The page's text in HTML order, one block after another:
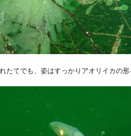
たてでも、姿はすっかりアオリイカの形